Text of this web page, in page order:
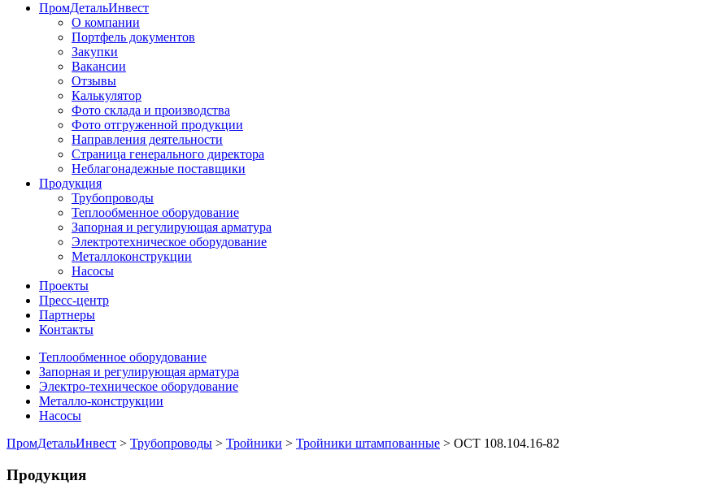
ПромДетальИнвест
О компании
Портфель документов
Закупки
Вакансии
Отзывы
Калькулятор
Фото склада и производства
Фото отгруженной продукции
Направления деятельности
Страница генерального директора
Неблагонадежные поставщики
Продукция
Трубопроводы
Теплообменное оборудование
Запорная и регулирующая арматура
Электротехническое оборудование
Металлоконструкции
Насосы
Проекты
Пресс-центр
Партнеры
Контакты
Теплообменное оборудование
Запорная и регулирующая арматура
Электро-техническое оборудование
Металло-конструкции
Насосы
ПромДетальИнвест > Трубопроводы > Тройники > Тройники штампованные > ОСТ 108.104.16-82
Продукция